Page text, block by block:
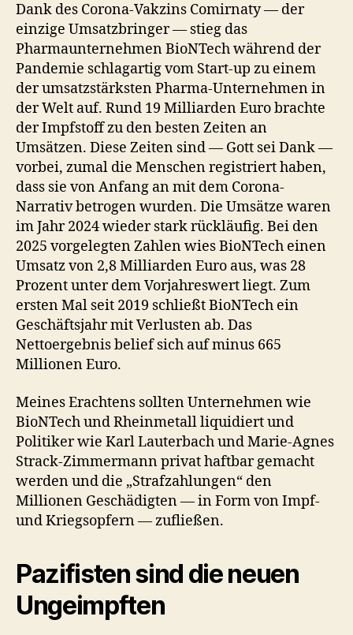
Dank des Corona-Vakzins Comirnaty — der
einzige Umsatzbringer — stieg das
Pharmaunternehmen BioNTech während der
Pandemie schlagartig vom Start-up zu einem
der umsatzstärksten Pharma-Unternehmen in
der Welt auf. Rund 19 Milliarden Euro brachte
der Impfstoff zu den besten Zeiten an
Umsätzen. Diese Zeiten sind — Gott sei Dank —
vorbei, zumal die Menschen registriert haben,
dass sie von Anfang an mit dem Corona-
Narrativ betrogen wurden. Die Umsätze waren
im Jahr 2024 wieder stark rückläufig. Bei den
2025 vorgelegten Zahlen wies BioNTech einen
Umsatz von 2,8 Milliarden Euro aus, was 28
Prozent unter dem Vorjahreswert liegt. Zum
ersten Mal seit 2019 schließt BioNTech ein
Geschäftsjahr mit Verlusten ab. Das
Nettoergebnis belief sich auf minus 665
Millionen Euro.
Meines Erachtens sollten Unternehmen wie
BioNTech und Rheinmetall liquidiert und
Politiker wie Karl Lauterbach und Marie-Agnes
Strack-Zimmermann privat haftbar gemacht
werden und die „Strafzahlungen“ den
Millionen Geschädigten — in Form von Impf-
und Kriegsopfern — zufließen.
Pazifisten sind die neuen
Ungeimpften